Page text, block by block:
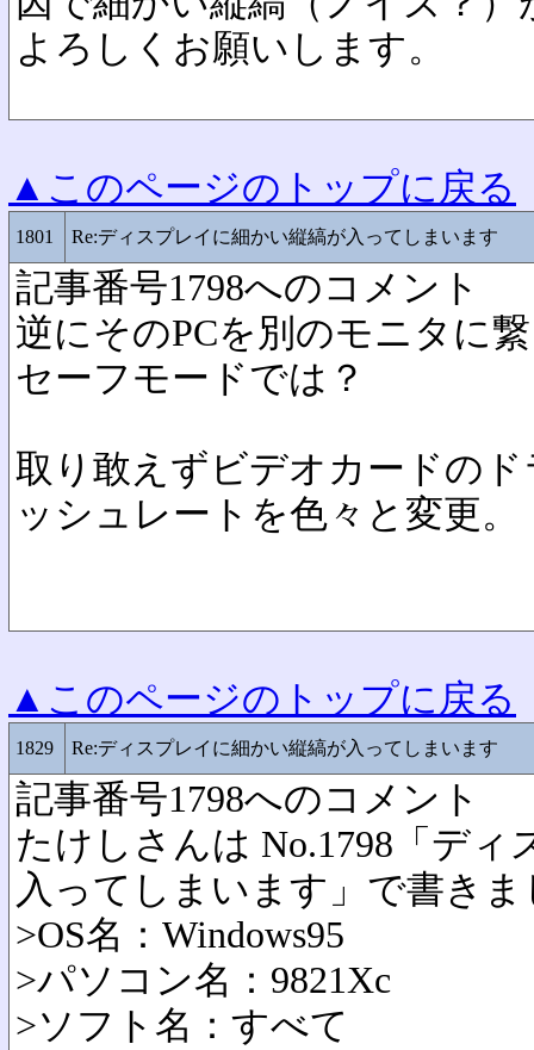
よろしくお願いします。
▲このページのトップに戻る
1801 Re:ディスプレイに細かい縦縞が入ってしまいます
記事番号1798へのコメント
逆にそのPCを別のモニタに
セーフモードでは？
取り敢えずビデオカードの
ッシュレートを色々と変更。
▲このページのトップに戻る
1829 Re:ディスプレイに細かい縦縞が入ってしまいます
記事番号1798へのコメント
たけしさんは No.1798「デ
入ってしまいます」で書きま
>OS名：Windows95
>パソコン名：9821Xc
>ソフト名：すべて